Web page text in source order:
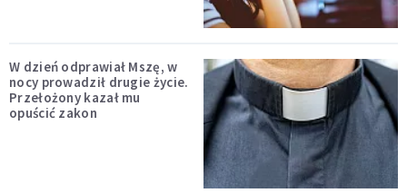
W dzień odprawiał Mszę, w
nocy prowadził drugie życie.
Przełożony kazał mu
opuścić zakon